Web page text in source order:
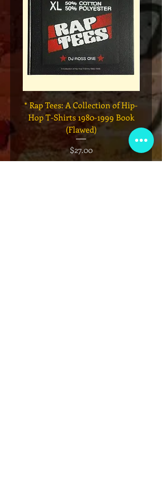
* Rap Tees: A Collection of Hip-
Hop T-Shirts 1980-1999 Book
(Flawed)
価格
$27.00
Has